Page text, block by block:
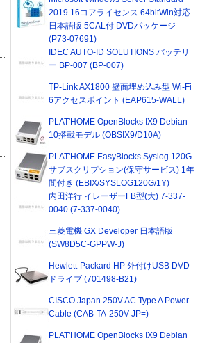
2019 16コアライセンス 64bitWin対応
日本語版 5CAL付 DVDパッケージ
(P73-07691)
IDEC AUTO-ID SOLUTIONS バッテリ
ー BP-007 (BP-007)
TP-Link AX1800 壁面埋め込み型 Wi-Fi
6アクセスポイント (EAP615-WALL)
PLAT'HOME OpenBlocks IX9 Debian
10搭載モデル (OBSIX9/D10A)
PLAT'HOME EasyBlocks Syslog 120G
サブスクリプション(保守サービス) 1年
間付き (EBIX/SYSLOG120G/1Y)
内田洋行 イレーザーFB型(大) 7-337-
0040 (7-337-0040)
三菱電機 GX Developer 日本語版
(SW8D5C-GPPW-J)
Hewlett-Packard HP 外付けUSB DVD
ドライブ (701498-B21)
CISCO Japan 250V AC Type A Power
Cable (CAB-TA-250V-JP=)
PLAT'HOME OpenBlocks IX9 Debian